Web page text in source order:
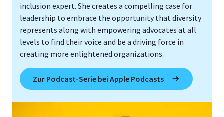
inclusion expert. She creates a compelling case for
leadership to embrace the opportunity that diversity
represents along with empowering advocates at all
levels to find their voice and be a driving force in
creating more enlightened organizations.
Zur Podcast-Serie bei Apple Podcasts